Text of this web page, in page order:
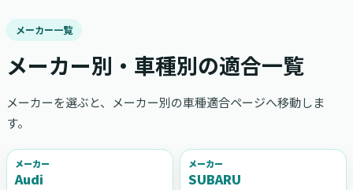
メーカー一覧
メーカー別・車種別の適合一覧
メーカーを選ぶと、メーカー別の車種適合ページへ移動しま
す。
メーカー
Audi
メーカー
SUBARU